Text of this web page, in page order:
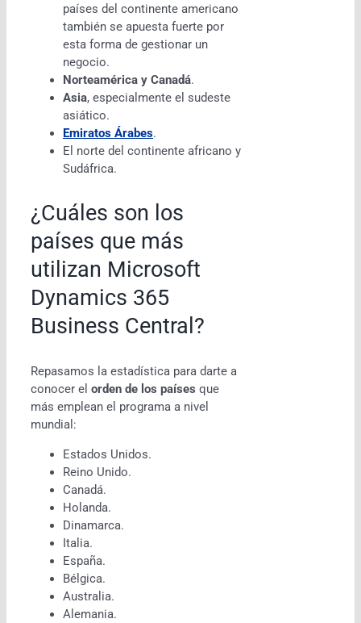
países del continente americano
también se apuesta fuerte por
esta forma de gestionar un
negocio.
Norteamérica y Canadá.
Asia, especialmente el sudeste
asiático.
Emiratos Árabes.
El norte del continente africano y
Sudáfrica.
¿Cuáles son los
países que más
utilizan Microsoft
Dynamics 365
Business Central?
Repasamos la estadística para darte a
conocer el orden de los países que
más emplean el programa a nivel
mundial:
Estados Unidos.
Reino Unido.
Canadá.
Holanda.
Dinamarca.
Italia.
España.
Bélgica.
Australia.
Alemania.